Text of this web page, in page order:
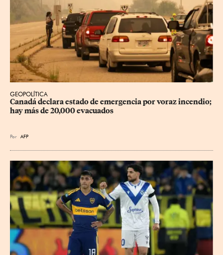
GEOPOLÍTICA
Canadá declara estado de emergencia por voraz incendio;
hay más de 20,000 evacuados
Por AFP